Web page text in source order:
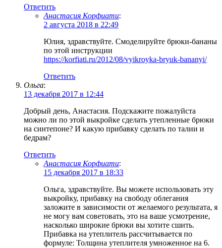
Ответить
Анастасия Корфиати:
2 августа 2018 в 22:49
Юлия, здравствуйте. Смоделируйте брюки-бананы
по этой инструкции
https://korfiati.ru/2012/08/vyikroyka-bryuk-bananyi/
Ответить
Ольга:
13 декабря 2017 в 12:44
Добрый день, Анастасия. Подскажите пожалуйста
можно ли по этой выкройке сделать утепленные брюки
на синтепоне? И какую прибавку сделать по талии и
бедрам?
Ответить
Анастасия Корфиати:
15 декабря 2017 в 18:33
Ольга, здравствуйте. Вы можете использовать эту
выкройку, прибавку на свободу облегания
заложите в зависимости от желаемого результата, я
не могу вам советовать, это на ваше усмотрение,
насколько широкие брюки вы хотите сшить.
Прибавка на утеплитель рассчитывается по
формуле: Толщина утеплителя умноженное на 6.